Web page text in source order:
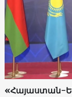
«Հայաստան-